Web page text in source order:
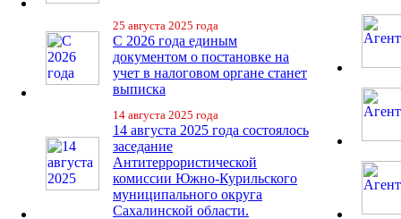
25 августа 2025 года
С 2026 года единым
документом о постановке на
учет в налоговом органе станет
выписка
14 августа 2025 года
14 августа 2025 года состоялось
заседание
Антитеррористической
комиссии Южно-Курильского
муниципального округа
Сахалинской области.